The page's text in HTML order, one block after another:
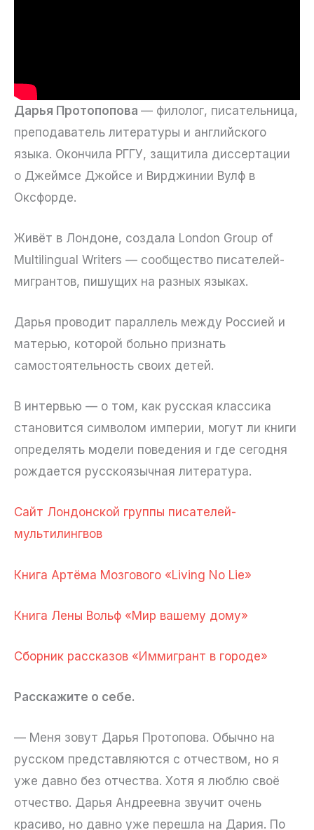
Дарья Протопопова — филолог, писательница,
преподаватель литературы и английского
языка. Окончила РГГУ, защитила диссертации
о Джеймсе Джойсе и Вирджинии Вулф в
Оксфорде.
Живёт в Лондоне, создала London Group of
Multilingual Writers — сообщество писателей-
мигрантов, пишущих на разных языках.
Дарья проводит параллель между Россией и
матерью, которой больно признать
самостоятельность своих детей.
В интервью — о том, как русская классика
становится символом империи, могут ли книги
определять модели поведения и где сегодня
рождается русскоязычная литература.
Сайт Лондонской группы писателей-
мультилингвов
Книга Артёма Мозгового «Living No Lie»
Книга Лены Вольф «Мир вашему дому»
Сборник рассказов «Иммигрант в городе»
Расскажите о себе.
— Меня зовут Дарья Протопова. Обычно на
русском представляются с отчеством, но я
уже давно без отчества. Хотя я люблю своё
отчество. Дарья Андреевна звучит очень
красиво, но давно уже перешла на Дария. По